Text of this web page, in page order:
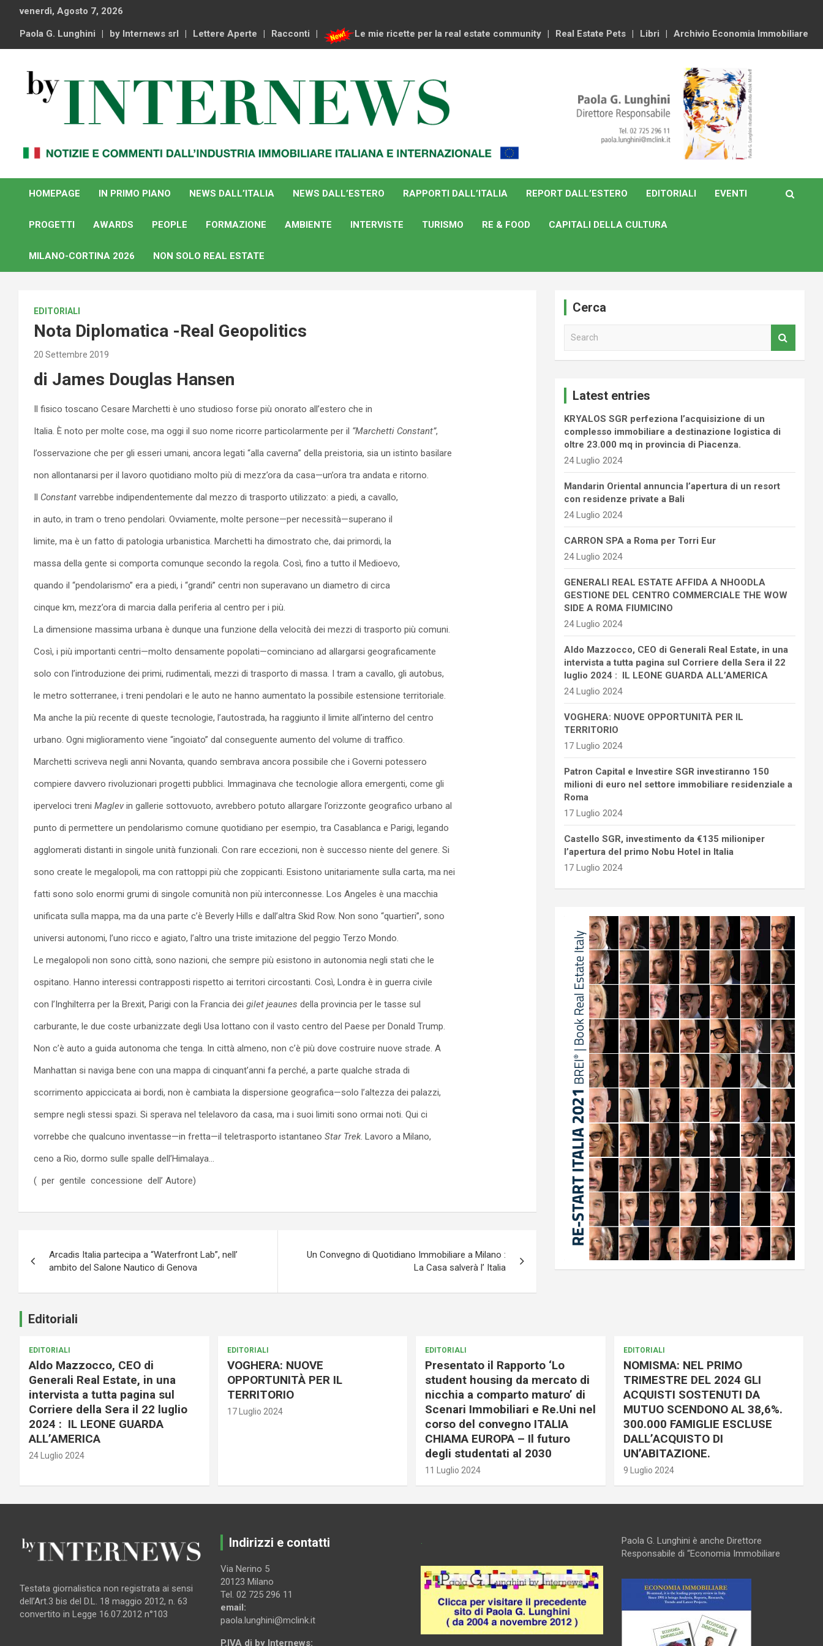
content
venerdì, Agosto 7, 2026
Paola G. Lunghini by Internews srl Lettere Aperte Racconti Le mie ricette per la real estate community Real Estate Pets Libri Archivio Economia Immobiliare
By Internews
internazionale
HOMEPAGE
IN PRIMO PIANO NEWS DALL’ITALIA NEWS DALL’ESTERO RAPPORTI DALL’ITALIA REPORT DALL’ESTERO EDITORIALI EVENTI
PROGETTI AWARDS PEOPLE FORMAZIONE AMBIENTE INTERVISTE TURISMO RE & FOOD CAPITALI DELLA CULTURA
MILANO-CORTINA 2026 NON SOLO REAL ESTATE
EDITORIALI
Nota Diplomatica -Real Geopolitics
20 Settembre 2019
di James Douglas Hansen
Il fisico toscano Cesare Marchetti è uno studioso forse più onorato all’estero che in
Italia. È noto per molte cose, ma oggi il suo nome ricorre particolarmente per il “Marchetti Constant”,
l’osservazione che per gli esseri umani, ancora legati “alla caverna” della preistoria, sia un istinto basilare
non allontanarsi per il lavoro quotidiano molto più di mezz’ora da casa—un’ora tra andata e ritorno.
Il Constant varrebbe indipendentemente dal mezzo di trasporto utilizzato: a piedi, a cavallo,
in auto, in tram o treno pendolari. Ovviamente, molte persone—per necessità—superano il
limite, ma è un fatto di patologia urbanistica. Marchetti ha dimostrato che, dai primordi, la
massa della gente si comporta comunque secondo la regola. Così, fino a tutto il Medioevo,
quando il “pendolarismo” era a piedi, i “grandi” centri non superavano un diametro di circa
cinque km, mezz’ora di marcia dalla periferia al centro per i più.
La dimensione massima urbana è dunque una funzione della velocità dei mezzi di trasporto più comuni.
Così, i più importanti centri—molto densamente popolati—cominciano ad allargarsi geograficamente
solo con l’introduzione dei primi, rudimentali, mezzi di trasporto di massa. I tram a cavallo, gli autobus,
le metro sotterranee, i treni pendolari e le auto ne hanno aumentato la possibile estensione territoriale.
Ma anche la più recente di queste tecnologie, l’autostrada, ha raggiunto il limite all’interno del centro
urbano. Ogni miglioramento viene “ingoiato” dal conseguente aumento del volume di traffico.
Marchetti scriveva negli anni Novanta, quando sembrava ancora possibile che i Governi potessero
compiere davvero rivoluzionari progetti pubblici. Immaginava che tecnologie allora emergenti, come gli
iperveloci treni Maglevin gallerie sottovuoto, avrebbero potuto allargare l’orizzonte geografico urbano al
punto di permettere un pendolarismo comune quotidiano per esempio, tra Casablanca e Parigi, legando
agglomerati distanti in singole unità funzionali. Con rare eccezioni, non è successo niente del genere. Si
sono create le megalopoli, ma con rattoppi più che zoppicanti. Esistono unitariamente sulla carta, ma nei
fatti sono solo enormi grumi di singole comunità non più interconnesse. Los Angeles è una macchia
unificata sulla mappa, ma da una parte c’è Beverly Hills e dall’altra Skid Row. Non sono “quartieri”, sono
universi autonomi, l’uno ricco e agiato, l’altro una triste imitazione del peggio Terzo Mondo.
Le megalopoli non sono città, sono nazioni, che sempre più esistono in autonomia negli stati che le
ospitano. Hanno interessi contrapposti rispetto ai territori circostanti. Così, Londra è in guerra civile
con l’Inghilterra per la Brexit, Parigi con la Francia dei gilet jeaunes della provincia per le tasse sul
carburante, le due coste urbanizzate degli Usa lottano con il vasto centro del Paese per Donald Trump.
Non c’è auto a guida autonoma che tenga. In città almeno, non c’è più dove costruire nuove strade. A
Manhattan si naviga bene con una mappa di cinquant’anni fa perché, a parte qualche strada di
scorrimento appiccicata ai bordi, non è cambiata la dispersione geografica—solo l’altezza dei palazzi,
sempre negli stessi spazi. Si sperava nel telelavoro da casa, ma i suoi limiti sono ormai noti. Qui ci
vorrebbe che qualcuno inventasse—in fretta—il teletrasporto istantaneo Star Trek. Lavoro a Milano,
ceno a Rio, dormo sulle spalle dell’Himalaya…
( per gentile concessione dell’ Autore)
articoli
Arcadis Italia partecipa a “Waterfront Lab”, nell’
ambito del Salone Nautico di Genova
Un Convegno di Quotidiano Immobiliare a Milano :
La Casa salverà l’ Italia
Cerca
Latest entries
KRYALOS SGR perfeziona l’acquisizione di un
complesso immobiliare a destinazione logistica di
oltre 23.000 mq in provincia di Piacenza.
24 Luglio 2024
Mandarin Oriental annuncia l’apertura di un resort
con residenze private a Bali
24 Luglio 2024
CARRON SPA a Roma per Torri Eur
24 Luglio 2024
GENERALI REAL ESTATE AFFIDA A NHOODLA
GESTIONE DEL CENTRO COMMERCIALE THE WOW
SIDE A ROMA FIUMICINO
24 Luglio 2024
Aldo Mazzocco, CEO di Generali Real Estate, in una
intervista a tutta pagina sul Corriere della Sera il 22
luglio 2024 : IL LEONE GUARDA ALL’AMERICA
24 Luglio 2024
VOGHERA: NUOVE OPPORTUNITÀ PER IL
TERRITORIO
17 Luglio 2024
Patron Capital e Investire SGR investiranno 150
milioni di euro nel settore immobiliare residenziale a
Roma
17 Luglio 2024
Castello SGR, investimento da €135 milioniper
l’apertura del primo Nobu Hotel in Italia
17 Luglio 2024
Editoriali
EDITORIALI
Aldo Mazzocco, CEO di
Generali Real Estate, in una
intervista a tutta pagina sul
Corriere della Sera il 22 luglio
2024 : IL LEONE GUARDA
ALL’AMERICA
24 Luglio 2024
EDITORIALI
VOGHERA: NUOVE
OPPORTUNITÀ PER IL
TERRITORIO
17 Luglio 2024
EDITORIALI
Presentato il Rapporto ‘Lo
student housing da mercato di
nicchia a comparto maturo’ di
Scenari Immobiliari e Re.Uni nel
corso del convegno ITALIA
CHIAMA EUROPA – Il futuro
degli studentati al 2030
11 Luglio 2024
EDITORIALI
NOMISMA: NEL PRIMO
TRIMESTRE DEL 2024 GLI
ACQUISTI SOSTENUTI DA
MUTUO SCENDONO AL 38,6%.
300.000 FAMIGLIE ESCLUSE
DALL’ACQUISTO DI
UN’ABITAZIONE.
9 Luglio 2024
Testata giornalistica non registrata ai sensi
dell’Art.3 bis del D.L. 18 maggio 2012, n. 63
convertito in Legge 16.07.2012 n°103
Indirizzi e contatti
Via Nerino 5
20123 Milano
Tel. 02 725 296 11
email:
paola.lunghini@mclink.it
P.IVA di by Internews:
Paola G. Lunghini è anche Direttore
Responsabile di “Economia Immobiliare